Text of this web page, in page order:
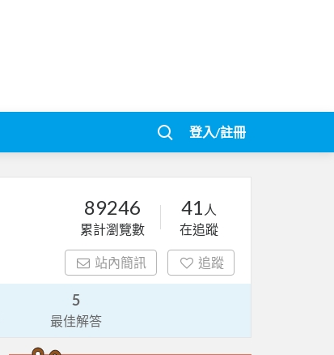
登入/註冊
89246
累計瀏覽數
41 人
在追蹤
站內簡訊 追蹤
5
最佳解答